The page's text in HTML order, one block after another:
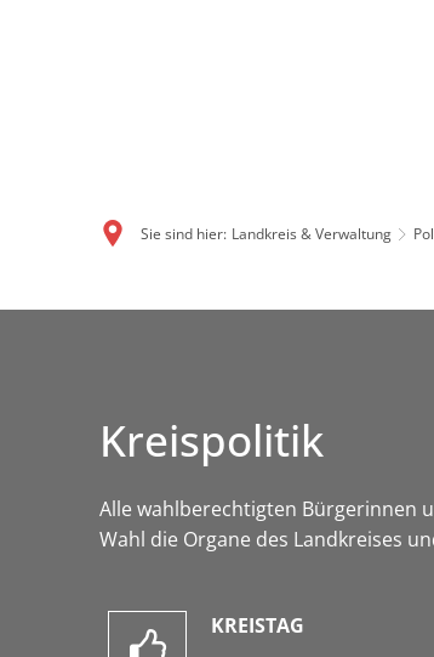
Sie sind hier: Landkreis & Verwaltung
Kreispolitik
Alle wahlberechtigten Bürgerinnen
Wahl die Organe des Landkreises
KREISTAG